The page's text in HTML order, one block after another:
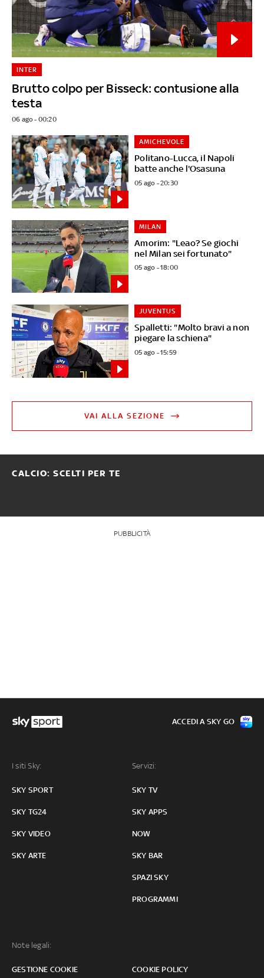
Brutto colpo per Bisseck: contusione alla
testa
INTER
06 ago - 00:20
Politano-Lucca, il Napoli
batte anche l'Osasuna
AMICHEVOLE
05 ago - 20:30
Amorim: "Leao? Se giochi
nel Milan sei fortunato"
MILAN
05 ago - 18:00
Spalletti: "Molto bravi a non
piegare la schiena"
JUVENTUS
05 ago - 15:59
VAI ALLA SEZIONE
CALCIO: SCELTI PER TE
PUBBLICITÀ
I siti Sky:
SKY SPORT
SKY TG24
SKY VIDEO
SKY ARTE
Servizi:
SKY TV
SKY APPS
NOW
SKY BAR
SPAZI SKY
PROGRAMMI
Note legali:
GESTIONE COOKIE COOKIE POLICY
ACCEDI A SKY GO